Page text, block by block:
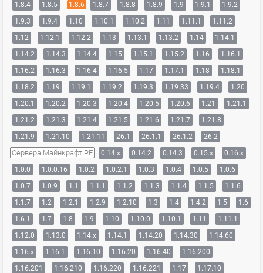
1.8.4
1.8.5 1.8.6 1.8.7 1.8.8 1.8.9 1.9 1.9.1
1.9.2
1.9.3
1.9.4 1.10 1.10.1 1.10.2 1.11 1.11.1
1.11.2
1.12
1.12.1 1.12.2 1.13 1.13.1 1.13.2 1.14
1.14.1
1.14.2
1.14.3 1.14.4 1.15 1.15.1 1.15.2 1.16
1.16.1
1.16.2
1.16.3 1.16.4 1.16.5 1.17 1.17.1 1.18
1.18.1
1.18.2
1.19 1.19.1 1.19.2 1.19.3 1.19.33 1.19.4
1.20
1.20.1
1.20.2 1.20.3 1.20.4 1.20.5 1.20.6 1.21
1.21.1
1.21.2
1.21.3 1.21.4 1.21.5 1.21.6 1.21.7
1.21.8
1.21.9
1.21.10 1.21.11 26.1 26.1.1 26.1.2 26.2
Сервера Майнкрафт PE 0.14.x 0.14.2 0.14.3 0.15.x
0.16.x
1.0.0
1.0.0.16 1.0.2 1.0.2.1 1.0.3 1.0.4 1.0.5
1.0.6
1.0.7
1.0.9 1.1 1.1.1 1.1.2 1.1.3 1.1.4 1.1.5
1.1.6
1.1.7
1.2 1.2.1 1.2.9 1.2.10 1.3 1.4 1.4.2 1.5
1.6
1.6.1
1.7 1.8 1.9 1.10 1.10.0 1.10.1 1.11
1.11.1
1.12.0
1.13.0 1.14.x 1.14.1 1.14.20 1.14.30
1.14.60
1.16.x
1.16.1 1.16.10 1.16.20 1.16.40
1.16.200
1.16.201
1.16.210 1.16.220 1.16.221 1.17
1.17.10